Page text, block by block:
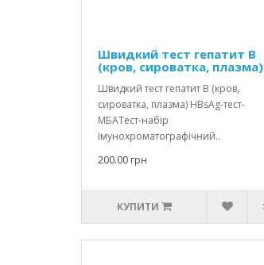
Швидкий тест гепатит В
(кров, сироватка, плазма)
Швидкий тест гепатит В (кров,
сироватка, плазма) HBsAg-тест-
МБАТест-набір
імунохроматографічний..
200.00 грн
КУПИТИ